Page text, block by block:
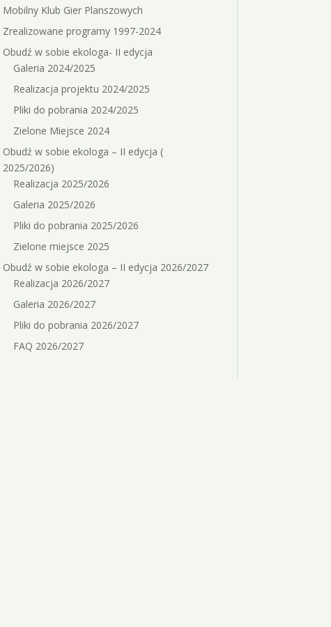
Mobilny Klub Gier Planszowych
Zrealizowane programy 1997-2024
Obudź w sobie ekologa- II edycja
Galeria 2024/2025
Realizacja projektu 2024/2025
Pliki do pobrania 2024/2025
Zielone Miejsce 2024
Obudź w sobie ekologa – II edycja (
2025/2026)
Realizacja 2025/2026
Galeria 2025/2026
Pliki do pobrania 2025/2026
Zielone miejsce 2025
Obudź w sobie ekologa – II edycja 2026/2027
Realizacja 2026/2027
Galeria 2026/2027
Pliki do pobrania 2026/2027
FAQ 2026/2027